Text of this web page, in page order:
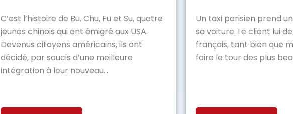
C’est l’histoire de Bu, Chu, Fu et Su, quatre
jeunes chinois qui ont émigré aux USA.
Devenus citoyens américains, ils ont
décidé, par soucis d’une meilleure
intégration à leur nouveau...
Un taxi parisien prend
sa voiture. Le client lui
français, tant bien que
faire le tour des plus